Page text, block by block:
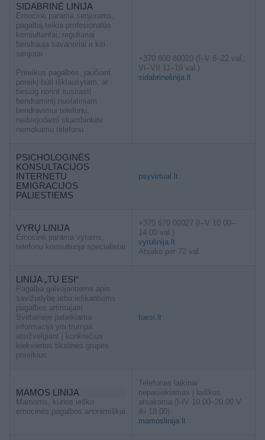
SIDABRINĖ LINIJA
Emocinė parama senjorams,
pagalbą teikia profesionalūs
konsultantai, reguliariai
bendrauja savanoriai ir kiti
senjorai
Prireikus pagalbos, jaučiant
poreikį būti išklausytam, ar
tiesiog norint susirasti
bendramintį nuolatiniam
bendravimui telefonu,
nedvejodami skambinkite
nemokamu telefonu
+370 800 80020 (I–V 8–22 val.,
VI–VII 11–19 val.)
sidabrinelinija.lt
PSICHOLOGINĖS
KONSULTACIJOS
INTERNETU
EMIGRACIJOS
PALIESTIEMS
psyvirtual.lt
VYRŲ LINIJA
Emocinė parama vyrams,
telefonu konsultuoja specialistai
+370 670 00027 (I–V 10.00–
14.00 val.)
vyrulinija.lt
Atsako per 72 val.
LINIJA „TU ESI“
Pagalba galvojantiems apie
savižudybę arba ieškantiems
pagalbos artimajam
Svetainėje pateikiama
informacija yra trumpa,
atsižvelgiant į konkrečius
kiekvienos tikslinės grupės
poreikius
tuesi.lt
MAMOS LINIJA
Mamoms, kurios ieško
emocinės pagalbos anonimiškai
Telefonas laikinai
nepasiekiamas į laiškus
atsakoma (I-IV 10.00–20.00 V
iki 18.00)
mamoslinija.lt